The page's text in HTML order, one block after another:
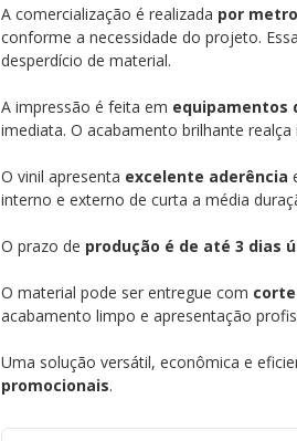
A comercialização é realizada por
conforme a necessidade do projeto.
desperdício de material.
A impressão é feita em equipamentos
imediata. O acabamento brilhante
O vinil apresenta excelente aderência
interno e externo de curta a média
O prazo de produção é de até 3 dias
O material pode ser entregue com
acabamento limpo e apresentação
Uma solução versátil, econômica e
promocionais.